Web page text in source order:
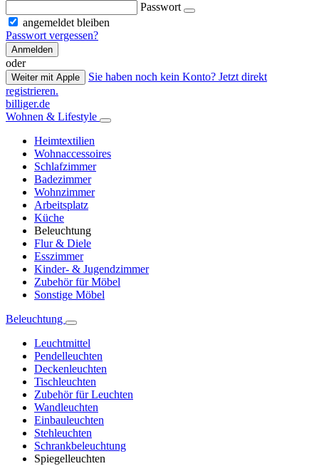
Passwort
angemeldet bleiben
Passwort vergessen?
Anmelden
oder
Weiter mit Apple
Sie haben noch kein Konto? Jetzt direkt
registrieren.
billiger.de
Wohnen & Lifestyle
Heimtextilien
Wohnaccessoires
Schlafzimmer
Badezimmer
Wohnzimmer
Arbeitsplatz
Küche
Beleuchtung
Flur & Diele
Esszimmer
Kinder- & Jugendzimmer
Zubehör für Möbel
Sonstige Möbel
Beleuchtung
Leuchtmittel
Pendelleuchten
Deckenleuchten
Tischleuchten
Zubehör für Leuchten
Wandleuchten
Einbauleuchten
Stehleuchten
Schrankbeleuchtung
Spiegelleuchten